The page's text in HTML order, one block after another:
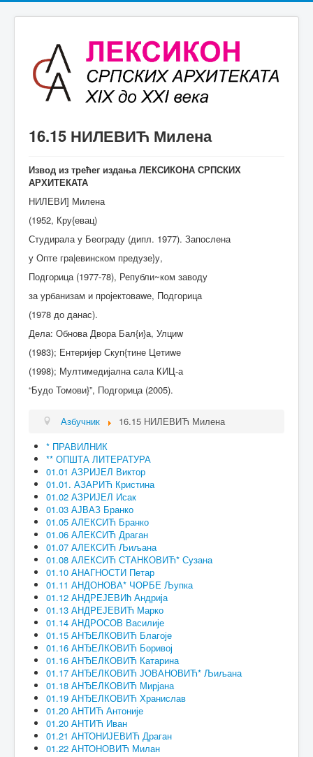
16.15 НИЛЕВИЋ Милена
Извод из трећег издања ЛЕКСИКОНА СРПСКИХ
АРХИТЕКАТА
НИЛЕВИ] Милена
(1952, Кру{евац)
Студирала у Београду (дипл. 1977). Запослена
у Опте гра|евинском предузе}у,
Подгорица (1977-78), Републи~ком заводу
за урбанизам и пројектоваwе, Подгорица
(1978 до данас).
Дела: Обнова Двора Бал{и}а, Улциw
(1983); Ентеријер Скуп{тине Цетиwе
(1998); Мултимедијална сала КИЦ-а
“Будо Томови}”, Подгорица (2005).
Азбучник
16.15 НИЛЕВИЋ Милена
* ПРАВИЛНИК
** ОПШТА ЛИТЕРАТУРА
01.01 АЗРИЈЕЛ Виктор
01.01. АЗАРИЋ Кристина
01.02 АЗРИЈЕЛ Исак
01.03 АЈВАЗ Бранко
01.05 АЛЕКСИЋ Бранко
01.06 АЛЕКСИЋ Драган
01.07 АЛЕКСИЋ Љиљана
01.08 АЛЕКСИЋ СТАНКОВИЋ* Сузана
01.10 АНАГНОСТИ Петар
01.11 АНДОНОВА* ЧОРБЕ Љупка
01.12 АНДРЕЈЕВИћ Андрија
01.13 АНДРЕЈЕВИЋ Марко
01.14 АНДРОСОВ Василије
01.15 АНЂЕЛКОВИЋ Благоје
01.16 АНЂЕЛКОВИЋ Боривој
01.16 АНЂЕЛКОВИЋ Катарина
01.17 АНЂЕЛКОВИЋ ЈОВАНОВИЋ* Љиљана
01.18 АНЂЕЛКОВИЋ Мирјана
01.19 АНЂЕЛКОВИЋ Хранислав
01.20 АНТИЋ Антоније
01.20 АНТИЋ Иван
01.21 АНТОНИЈЕВИЋ Драган
01.22 АНТОНОВИЋ Милан